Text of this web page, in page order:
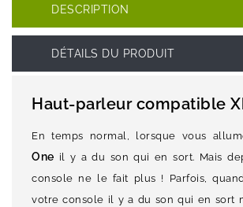
DESCRIPTION
DÉTAILS DU PRODUIT
Haut-parleur compatible
En temps normal, lorsque vous
One il y a du son qui en sort. Mais
console ne le fait plus ! Parfois,
votre console il y a du son qui en sort